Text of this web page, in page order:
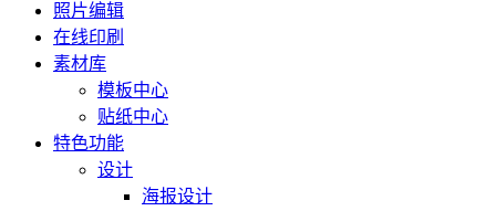
照片编辑
在线印刷
素材库
模板中心
贴纸中心
特色功能
设计
海报设计